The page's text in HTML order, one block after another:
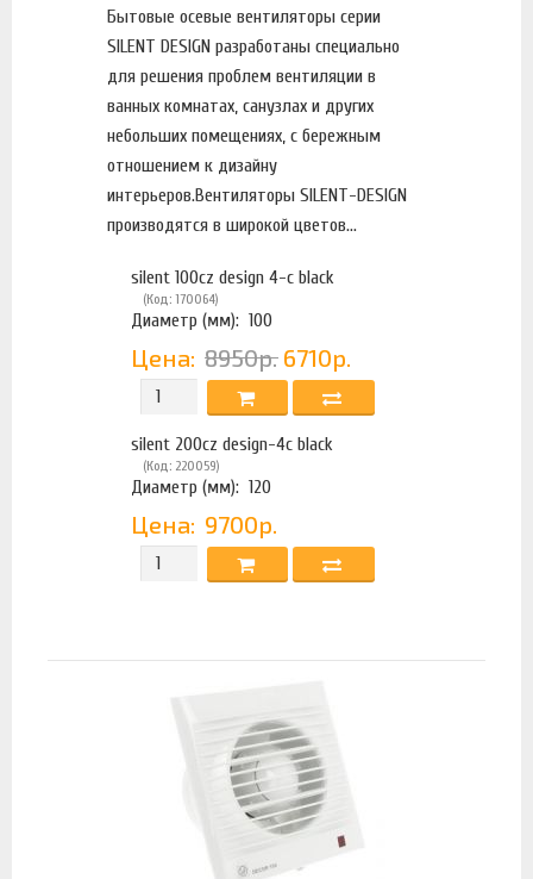
Бытовые осевые вентиляторы серии
SILENT DESIGN разработаны специально
для решения проблем вентиляции в
ванных комнатах, санузлах и других
небольших помещениях, с бережным
отношением к дизайну
интерьеров.Вентиляторы SILENT-DESIGN
производятся в широкой цветов...
silent 100cz design 4-c black
(Код: 170064)
Диаметр (мм):100
Цена:8950р. 6710р.
silent 200cz design-4c black
(Код: 220059)
Диаметр (мм):120
Цена: 9700р.